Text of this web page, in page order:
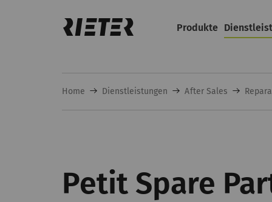
Produkte
Home Dienstleistungen After Sales
Petit Spare